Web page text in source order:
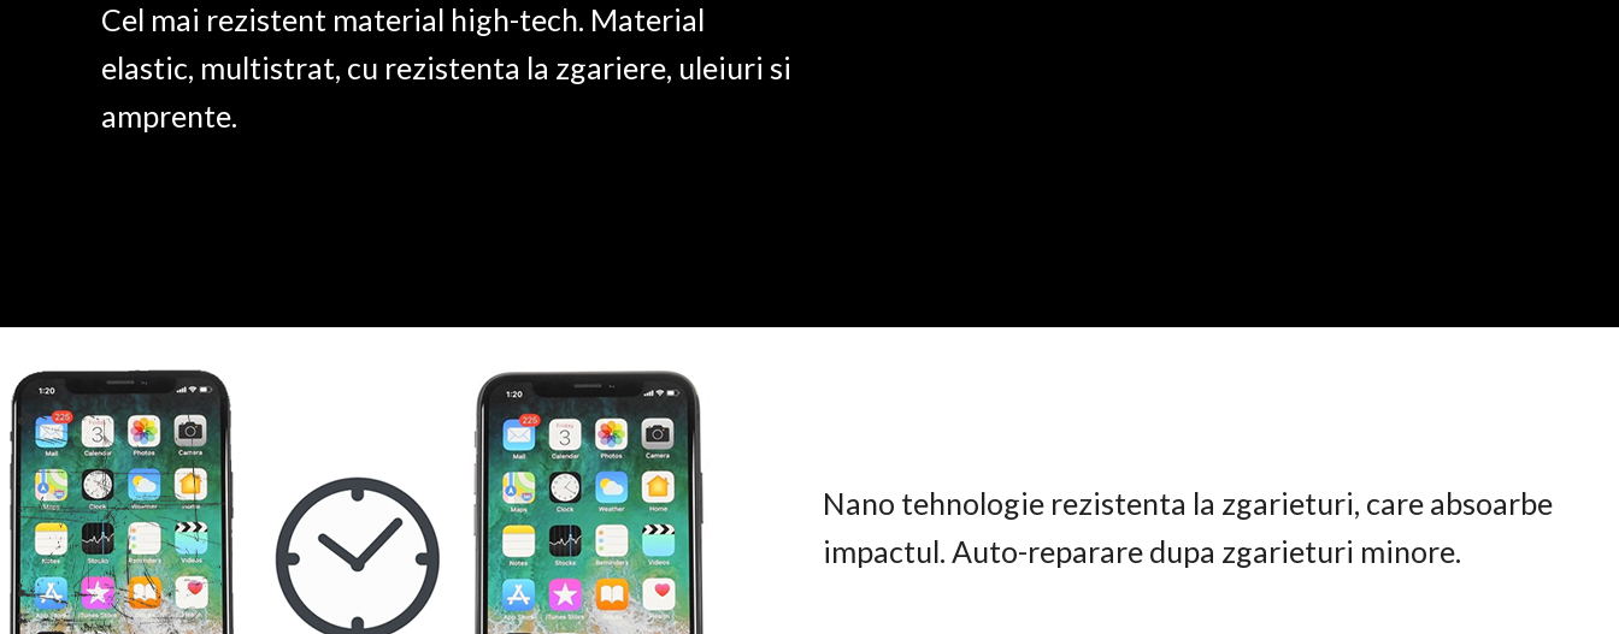
Cel mai rezistent material high-tech. Material
elastic, multistrat, cu rezistenta la zgariere, uleiuri si
amprente.
Nano tehnologie rezistenta la zgarieturi, care absoarbe
impactul. Auto-reparare dupa zgarieturi minore.